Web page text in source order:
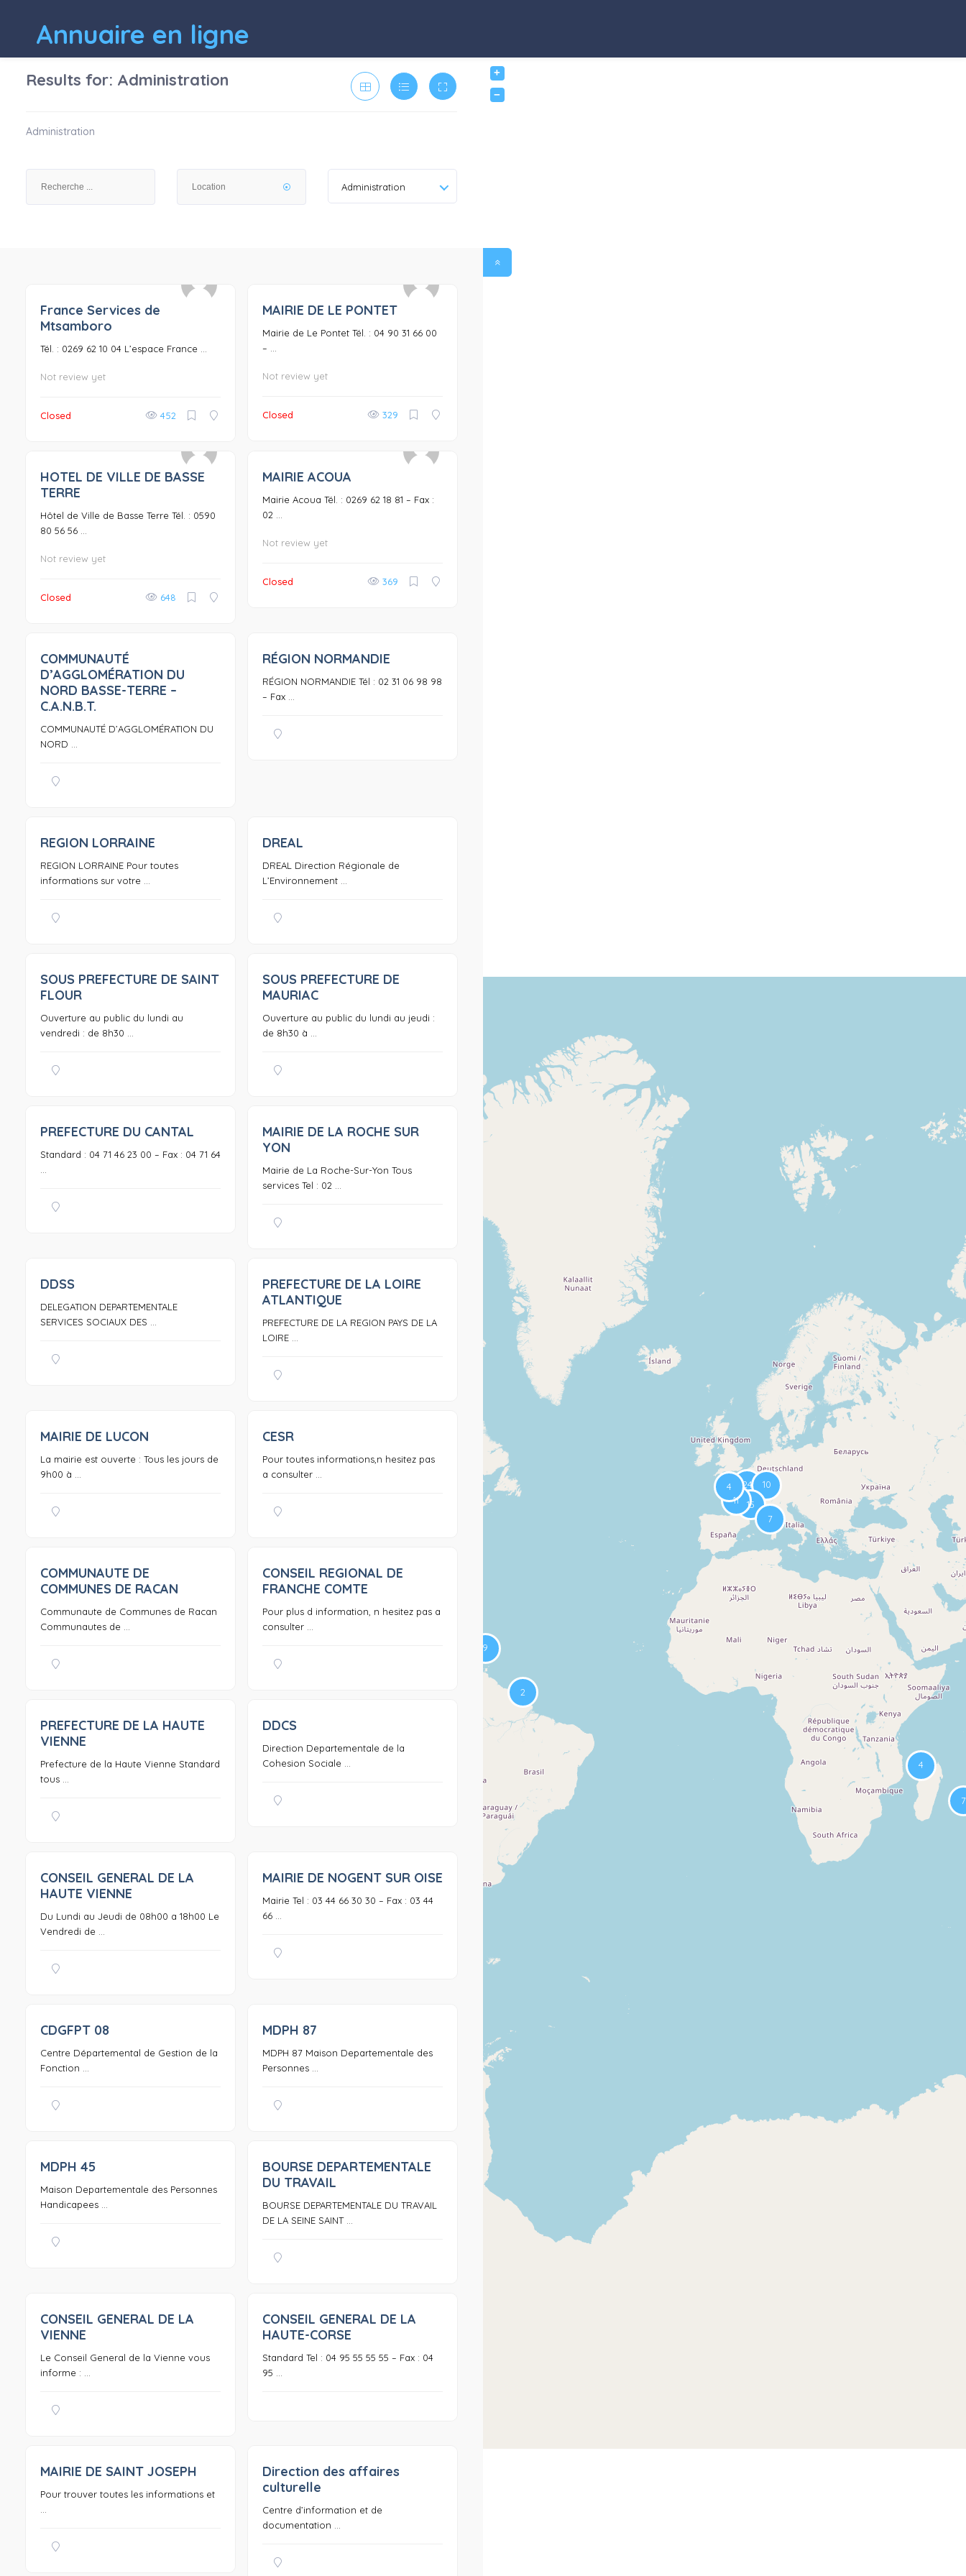
Annuaire en ligne
+
−
Results for: Administration
Administration
Administration
France Services de
Mtsamboro
Tél. : 0269 62 10 04 L’espace France ...
Not review yet
Closed 452
MAIRIE DE LE PONTET
Mairie de Le Pontet Tél. : 04 90 31 66 00
– ...
Not review yet
Closed 329
0
HOTEL DE VILLE DE BASSE
TERRE
Hôtel de Ville de Basse Terre Tél. : 0590
80 56 56 ...
Not review yet
Closed 648
MAIRIE ACOUA
Mairie Acoua Tél. : 0269 62 18 81 – Fax :
02 ...
Not review yet
Closed 369
COMMUNAUTÉ
D’AGGLOMÉRATION DU
NORD BASSE-TERRE –
C.A.N.B.T.
COMMUNAUTÉ D’AGGLOMÉRATION DU
NORD ...
RÉGION NORMANDIE
RÉGION NORMANDIE Tél : 02 31 06 98 98
– Fax ...
REGION LORRAINE
REGION LORRAINE Pour toutes
informations sur votre ...
DREAL
DREAL Direction Régionale de
L’Environnement ...
0
SOUS PREFECTURE DE SAINT
FLOUR
Ouverture au public du lundi au
vendredi : de 8h30 ...
SOUS PREFECTURE DE
MAURIAC
Ouverture au public du lundi au jeudi :
de 8h30 à ...
0
PREFECTURE DU CANTAL
Standard : 04 71 46 23 00 – Fax : 04 71 64
0
MAIRIE DE LA ROCHE SUR
YON
Mairie de La Roche-Sur-Yon Tous
services Tel : 02 ...
DDSS
DELEGATION DEPARTEMENTALE
SERVICES SOCIAUX DES ...
0
PREFECTURE DE LA LOIRE
ATLANTIQUE
PREFECTURE DE LA REGION PAYS DE LA
LOIRE ...
MAIRIE DE LUCON
La mairie est ouverte : Tous les jours de
9h00 à ...
CESR
Pour toutes informations,n hesitez pas
a consulter ...
COMMUNAUTE DE
COMMUNES DE RACAN
Communaute de Communes de Racan
Communautes de ...
CONSEIL REGIONAL DE
FRANCHE COMTE
Pour plus d information, n hesitez pas a
consulter ...
0
PREFECTURE DE LA HAUTE
VIENNE
Prefecture de la Haute Vienne Standard
tous ...
DDCS
Direction Departementale de la
Cohesion Sociale ...
0
CONSEIL GENERAL DE LA
HAUTE VIENNE
Du Lundi au Jeudi de 08h00 a 18h00 Le
Vendredi de ...
0
MAIRIE DE NOGENT SUR OISE
Mairie Tel : 03 44 66 30 30 – Fax : 03 44
66 ...
CDGFPT 08
Centre Départemental de Gestion de la
Fonction ...
MDPH 87
MDPH 87 Maison Departementale des
Personnes ...
MDPH 45
Maison Departementale des Personnes
Handicapees ...
0
BOURSE DEPARTEMENTALE
DU TRAVAIL
BOURSE DEPARTEMENTALE DU TRAVAIL
DE LA SEINE SAINT ...
0
CONSEIL GENERAL DE LA
VIENNE
Le Conseil General de la Vienne vous
informe : ...
0
CONSEIL GENERAL DE LA
HAUTE-CORSE
Standard Tel : 04 95 55 55 55 – Fax : 04
95 ...
0
MAIRIE DE SAINT JOSEPH
Pour trouver toutes les informations et
Direction des affaires
culturelle
Centre d’information et de
documentation ...